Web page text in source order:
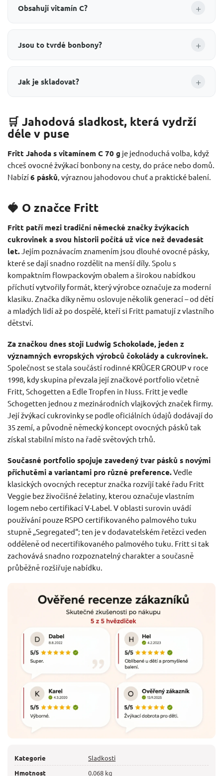
Obsahují vitamín C? +
Jsou to tvrdé bonbony? +
Jak je skladovat? +
🛒 Jahodová sladkost, která vydrží
déle v puse
Fritt Jahoda s vitamínem C 70 g je jednoduchá volba, když
chceš ovocné žvýkací bonbony na cesty, do práce nebo domů.
Nabízí6 pásků , výraznou jahodovou chuť a praktické balení.
🍓 O značce Fritt
Fritt patří mezi tradiční německé značky žvýkacích
cukrovinek a svou historii počítá už více než devadesát
let.Jejím poznávacím znamením jsou dlouhé ovocné pásky,
které se dají snadno rozdělit na menší díly. Spolu s
kompaktním flowpackovým obalem a širokou nabídkou
příchutí vytvořily formát, který výrobce označuje za moderní
klasiku. Značka díky němu oslovuje několik generací – od dětí
a mladých lidí až po dospělé, kteří si Fritt pamatují z vlastního
dětství.
Za značkou dnes stojí Ludwig Schokolade, jeden z
významných evropských výrobců čokolády a cukrovinek.
Společnost se stala součástí rodinné KRÜGER GROUP v roce
1998, kdy skupina převzala její značkové portfolio včetně
Fritt, Schogetten a Edle Tropfen in Nuss. Fritt je vedle
Schogetten jednou z mezinárodních vlajkových značek firmy.
Její žvýkací cukrovinky se podle oficiálních údajů dodávají do
35 zemí, a původně německý koncept ovocných pásků tak
získal stabilní místo na řadě světových trhů.
Současné portfolio spojuje zavedený tvar pásků s novými
příchutěmi a variantami pro různé preference.Vedle
klasických ovocných receptur značka rozvíjí také řadu Fritt
Veggie bez živočišné želatiny, kterou označuje vlastním
logem nebo certifikací V-Label. V oblasti surovin uvádí
používání pouze RSPO certifikovaného palmového tuku
stupně „Segregated“; ten je v dodavatelském řetězci veden
odděleně od necertifikovaného palmového tuku. Fritt si tak
zachovává snadno rozpoznatelný charakter a současně
průběžně rozšiřuje nabídku.
Kategorie
Sladkosti
Hmotnost
0.068 kg